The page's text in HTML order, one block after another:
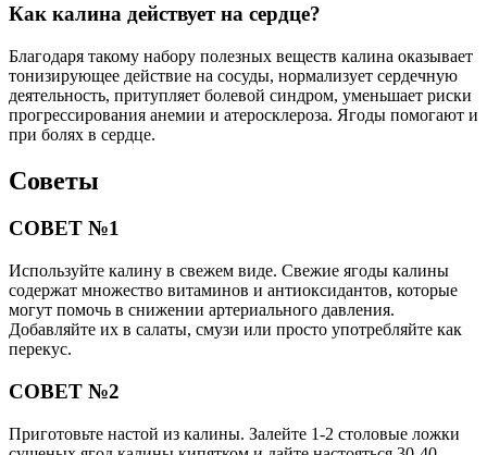
Как калина действует на сердце?
Благодаря такому набору полезных веществ калина оказывает
тонизирующее действие на сосуды, нормализует сердечную
деятельность, притупляет болевой синдром, уменьшает риски
прогрессирования анемии и атеросклероза. Ягоды помогают и
при болях в сердце.
Советы
СОВЕТ №1
Используйте калину в свежем виде. Свежие ягоды калины
содержат множество витаминов и антиоксидантов, которые
могут помочь в снижении артериального давления.
Добавляйте их в салаты, смузи или просто употребляйте как
перекус.
СОВЕТ №2
Приготовьте настой из калины. Залейте 1-2 столовые ложки